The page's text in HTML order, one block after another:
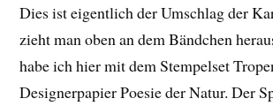
Dies ist eigentlich der Umschlag der
zieht man oben an dem Bändchen
habe ich hier mit dem Stempelset
Designerpapier Poesie der Natur. Der